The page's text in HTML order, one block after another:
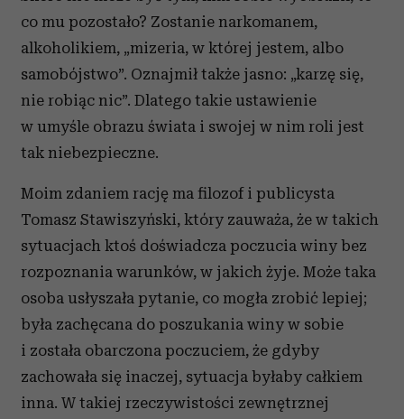
co mu pozostało? Zostanie narkomanem,
alkoholikiem, „mizeria, w której jestem, albo
samobójstwo”. Oznajmił także jasno: „karzę się,
nie robiąc nic”. Dlatego takie ustawienie
w umyśle obrazu świata i swojej w nim roli jest
tak niebezpieczne.
Moim zdaniem rację ma filozof i publicysta
Tomasz Stawiszyński, który zauważa, że w takich
sytuacjach ktoś doświadcza poczucia winy bez
rozpoznania warunków, w jakich żyje. Może taka
osoba usłyszała pytanie, co mogła zrobić lepiej;
była zachęcana do poszukania winy w sobie
i została obarczona poczuciem, że gdyby
zachowała się inaczej, sytuacja byłaby całkiem
inna. W takiej rzeczywistości zewnętrznej